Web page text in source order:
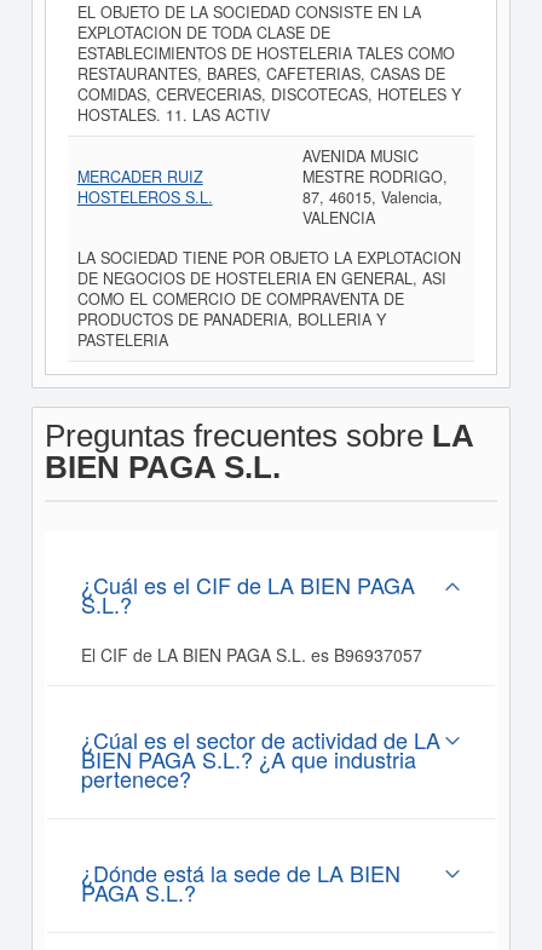
EL OBJETO DE LA SOCIEDAD CONSISTE EN LA
EXPLOTACION DE TODA CLASE DE
ESTABLECIMIENTOS DE HOSTELERIA TALES COMO
RESTAURANTES, BARES, CAFETERIAS, CASAS DE
COMIDAS, CERVECERIAS, DISCOTECAS, HOTELES Y
HOSTALES. 11. LAS ACTIV
MERCADER RUIZ
HOSTELEROS S.L.
AVENIDA MUSIC
MESTRE RODRIGO,
87, 46015, Valencia,
VALENCIA
LA SOCIEDAD TIENE POR OBJETO LA EXPLOTACION
DE NEGOCIOS DE HOSTELERIA EN GENERAL, ASI
COMO EL COMERCIO DE COMPRAVENTA DE
PRODUCTOS DE PANADERIA, BOLLERIA Y
PASTELERIA
Preguntas frecuentes sobre LA
BIEN PAGA S.L.
¿Cuál es el CIF de LA BIEN PAGA
S.L.?
El CIF de LA BIEN PAGA S.L. es B96937057
¿Cúal es el sector de actividad de LA
BIEN PAGA S.L.? ¿A que industria
pertenece?
¿Dónde está la sede de LA BIEN
PAGA S.L.?